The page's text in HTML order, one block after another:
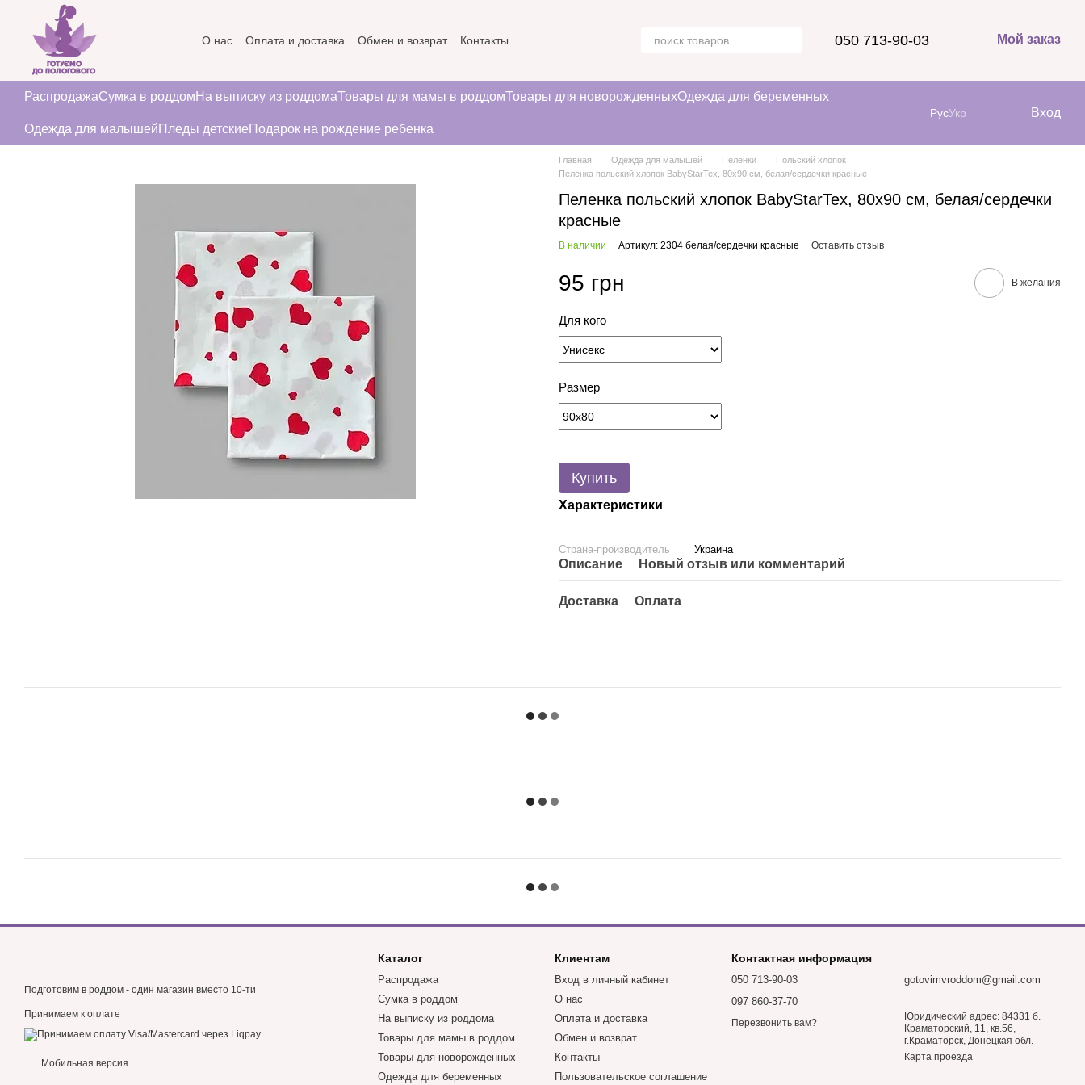
Перейти к основному контенту
О нас Оплата и доставка Обмен и возврат
Контакты
050 713-90-03 Мой заказ
РаспродажаСумка в роддом На выписку из роддомаТовары для мамы в роддомТовары для новорожденныхОдежда для беременных
Одежда для малышей Пледы детские Подарок на рождение ребенка
РусУкр Вход
Главная Одежда для малышей Пеленки
Польский хлопок
Пеленка польский хлопок BabyStarTex, 80x90 см, белая/сердечки красные
Пеленка польский хлопок BabyStarTex, 80x90 см, белая/сердечки
красные
В наличии Артикул: 2304 белая/сердечки красные Оставить отзыв
95 грн В желания
Для кого
Размер
Купить
Характеристики
Страна-производитель Украина
Описание Новый отзыв или комментарий
Доставка Оплата
Подготовим в роддом - один магазин вместо 10-ти
Принимаем к оплате
Мобильная версия
Каталог
Распродажа
Сумка в роддом
На выписку из роддома
Товары для мамы в роддом
Товары для новорожденных
Одежда для беременных
Клиентам
Вход в личный кабинет
О нас
Оплата и доставка
Обмен и возврат
Контакты
Пользовательское соглашение
Контактная информация
050 713-90-03
097 860-37-70
Перезвонить вам?
gotovimvroddom@gmail.com
Юридический адрес: 84331 б.
Краматорский, 11, кв.56,
г.Краматорск, Донецкая обл.
Карта проезда